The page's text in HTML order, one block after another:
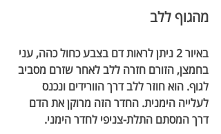
מהגוף ללב
באיור 2 ניתן לראות דם בצבע כחול כהה, עני
בחמצן, הזורם חזרה ללב לאחר שזרם מסביב
לגוף. הוא חוזר ללב דרך הוורידים ונכנס
לעלייה הימנית. החדר הזה מרוקן את הדם
דרך המסתם התלת-צניפי לחדר הימני.